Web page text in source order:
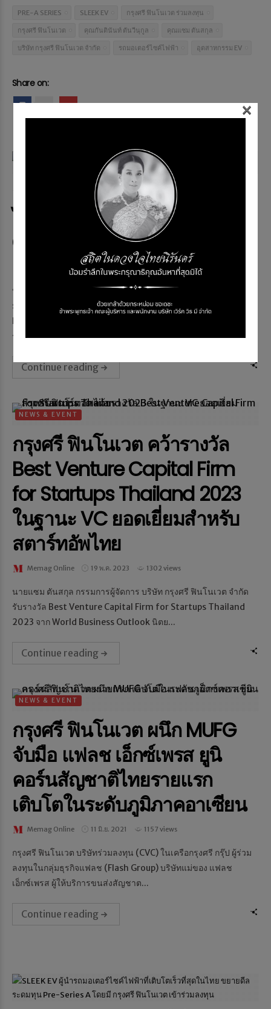
PRE-A SERIES SLEEK EV กรุงศรี ฟินโนเวต ร่วมลงทุน
กรุงศรี ฟินโนเวต คุณกันตินันท์ ตันวีนุกูล คุณแซม ตันสกุล
บริษัท กรุงศรี ฟินโนเวต จำกัด รถมอเตอร์ไซค์ไฟฟ้า อุตสาหกรรม EV
Share on:
0
สตรอมตอกย้ำมอเตอร์ไซค์
ไฟฟ้าแบรนด์ไทยสมรรถนะสูง
Custom ได้จากโรงงาน
Memag Online 4 ก.ค. 2023 1127 views
บริษัท สตรอม (ไทยแลนด์) จำกัด ผู้ประกอบและจำหน่ายรถ
มอเตอร์ไซค์ไฟฟ้าแบรนด์ STROM (สตรอม) ปักหมุดกลางงาน
ร...
Continue reading
NEWS & EVENT
กรุงศรี ฟินโนเวต คว้ารางวัล
Best Venture Capital Firm
for Startups Thailand 2023
ในฐานะ VC ยอดเยี่ยมสำหรับ
สตาร์ทอัพไทย
Memag Online 19 พ.ค. 2023 1302 views
นายแซม ตันสกุล กรรมการผู้จัดการ บริษัท กรุงศรี ฟินโนเวต จำกัด
รับรางวัล Best Venture Capital Firm for Startups Thailand
2023 จาก World Business Outlook นิตย...
Continue reading
NEWS & EVENT
กรุงศรี ฟินโนเวต ผนึก MUFG
จับมือ แฟลช เอ็กซ์เพรส ยูนิ
คอร์นสัญชาติไทยรายแรก
เติบโตในระดับภูมิภาคอาเซียน
Memag Online 11 มิ.ย. 2021 1157 views
กรุงศรี ฟินโนเวต บริษัทร่วมลงทุน (CVC) ในเครือกรุงศรี กรุ๊ป ผู้ร่วม
ลงทุนในกลุ่มธุรกิจแฟลช (Flash Group) บริษัทแม่ของ แฟลช
เอ็กซ์เพรส ผู้ให้บริการขนส่งสัญชาต...
Continue reading
×